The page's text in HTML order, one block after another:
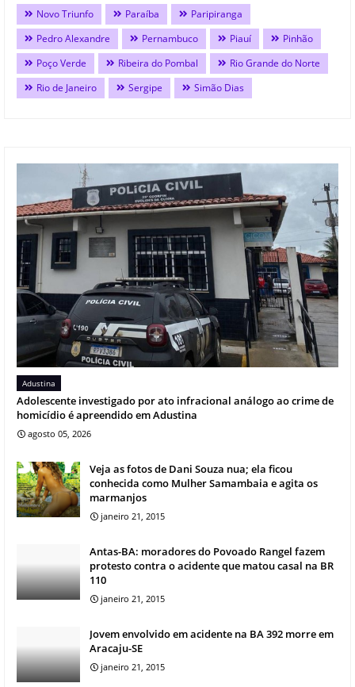
Novo Triunfo Paraíba
Paripiranga
Pedro Alexandre
Pernambuco Piauí
Pinhão
Poço Verde
Ribeira do Pombal
Rio Grande do Norte
Rio de Janeiro
Sergipe Simão Dias
Adustina
Adolescente investigado por ato infracional análogo ao crime de
homicídio é apreendido em Adustina
agosto 05, 2026
Veja as fotos de Dani Souza nua; ela ficou
conhecida como Mulher Samambaia e agita os
marmanjos
janeiro 21, 2015
Antas-BA: moradores do Povoado Rangel fazem
protesto contra o acidente que matou casal na BR
110
janeiro 21, 2015
Jovem envolvido em acidente na BA 392 morre em
Aracaju-SE
janeiro 21, 2015